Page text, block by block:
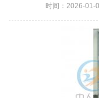
时间：2026-01-